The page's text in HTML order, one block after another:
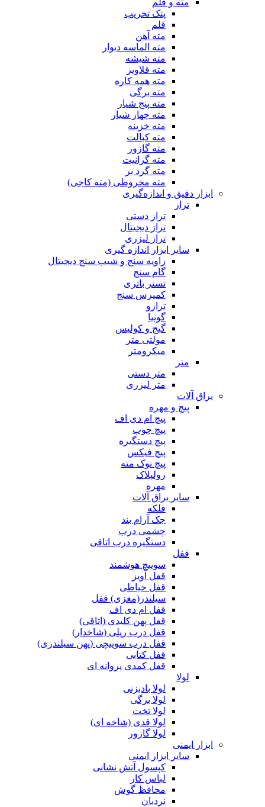
پتک تخریب
قلم
مته آهن
مته الماسه دیوار
مته شیشه
مته قلاویز
مته همه کاره
مته برگی
مته پنج شیار
مته چهار شیار
مته خزینه
مته کبالت
مته گازور
مته گرانیت
مته گرد بر
مته مخروطی (مته کاجی)
ابزار دقیق و اندازه‌گیری
تراز
تراز دستی
تراز دیجیتال
تراز لیزری
سایر ابزار اندازه گیری
زاویه سنج و شیب سنج دیجیتال
گام سنج
تستر باتری
کمپرس سنج
ترازو
گونیا
گیج و کولیس
مولتی متر
میکرومتر
متر
متر دستی
متر لیزری
یراق آلات
پیچ و مهره
پیچ ام دی اف
پیچ چوب
پیچ دستگیره
پیچ فیکس
پیچ نوک مته
رولپلاک
مهره
سایر یراق آلات
فلکه
جک آرام بند
چشمی درب
دستگیره درب اتاقی
قفل
سوییچ هوشمند
قفل آویز
قفل حیاطی
سیلندر(مغزی) قفل
قفل ام دی اف
قفل پهن کلیدی (اتاقی)
قفل درب ریلی (شاخدار)
قفل درب سوییچی (پهن سیلندری)
قفل کتابی
قفل کمدی پروانه ای
لولا
لولا بادبزنی
لولا برگی
لولا تخت
لولا قدی (شاخه ای)
لولا گازور
ابزار ایمنی
سایر ابزار ایمنی
کپسول آتش نشانی
لباس کار
محافظ گوش
نردبان